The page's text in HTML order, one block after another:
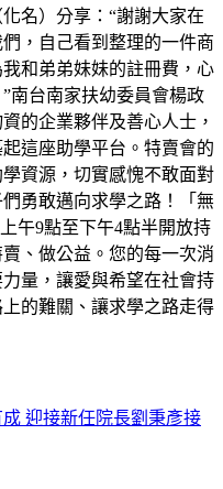
名）分享：“謝謝大家在
，自己看到整理的一件商
和弟弟妹妹的註冊費，心
南台南家扶幼委員會楊政
的企業夥伴及善心人士，
這座助學平台。特賣會的
資源，切實感愧不敢面對
勇敢邁向求學之路！「無
午9點至下午4點半開放持
、做公益。您的每一次消
量，讓愛與希望在社會持
的難關、讓求學之路走得
迎接新任院長劉秉彥接